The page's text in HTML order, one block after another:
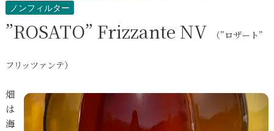
ノンフィルター
”ROSATO” Frizzante NV （”ロザート”
フリッツァンテ）
畑
は
海